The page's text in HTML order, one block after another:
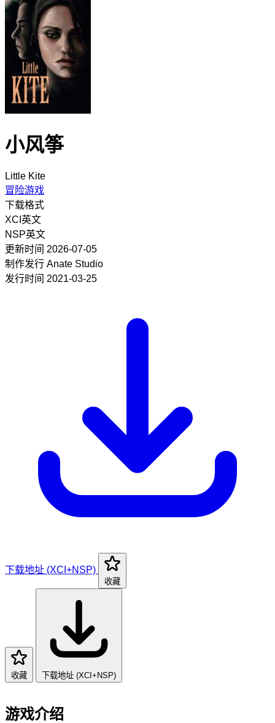
小风筝
Little Kite
冒险游戏
下载格式
XCI 英文
NSP英文
更新时间 2026-07-05
制作发行 Anate Studio
发行时间 2021-03-25
下载地址 (XCI+NSP)
收藏
收藏 下载地址 (XCI+NSP)
游戏介绍